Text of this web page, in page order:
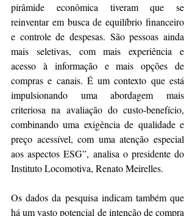
pirâmide econômica tiveram que se
reinventar em busca de equilíbrio financeiro
e controle de despesas. São pessoas ainda
mais seletivas, com mais experiência e
acesso à informação e mais opções de
compras e canais. É um contexto que está
impulsionando uma abordagem mais
criteriosa na avaliação do custo-benefício,
combinando uma exigência de qualidade e
preço acessível, com uma atenção especial
aos aspectos ESG”, analisa o presidente do
Instituto Locomotiva, Renato Meirelles.
Os dados da pesquisa indicam também que
há um vasto potencial de intenção de compra